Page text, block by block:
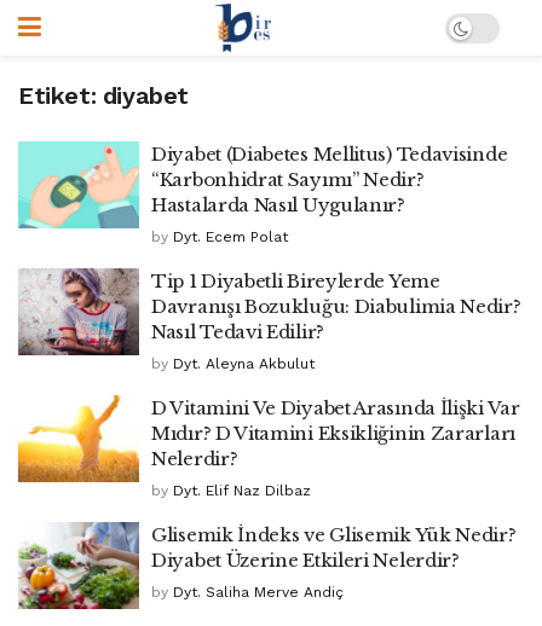
Etiket: diyabet
Diyabet (Diabetes Mellitus) Tedavisinde
“Karbonhidrat Sayımı” Nedir?
Hastalarda Nasıl Uygulanır?
by Dyt. Ecem Polat
Tip 1 Diyabetli Bireylerde Yeme
Davranışı Bozukluğu: Diabulimia Nedir?
Nasıl Tedavi Edilir?
by Dyt. Aleyna Akbulut
D Vitamini Ve Diyabet Arasında İlişki Var
Mıdır? D Vitamini Eksikliğinin Zararları
Nelerdir?
by Dyt. Elif Naz Dilbaz
Glisemik İndeks ve Glisemik Yük Nedir?
Diyabet Üzerine Etkileri Nelerdir?
by Dyt. Saliha Merve Andiç